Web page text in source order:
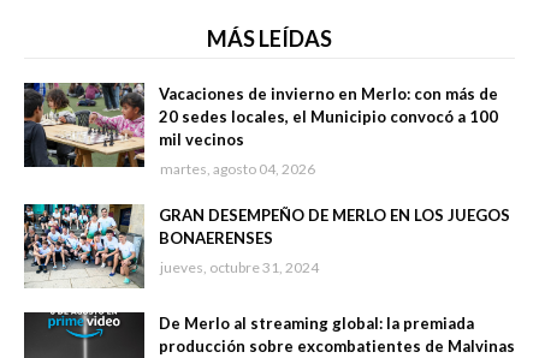
MÁS LEÍDAS
Vacaciones de invierno en Merlo: con más de
20 sedes locales, el Municipio convocó a 100
mil vecinos
martes, agosto 04, 2026
GRAN DESEMPEÑO DE MERLO EN LOS JUEGOS
BONAERENSES
jueves, octubre 31, 2024
De Merlo al streaming global: la premiada
producción sobre excombatientes de Malvinas